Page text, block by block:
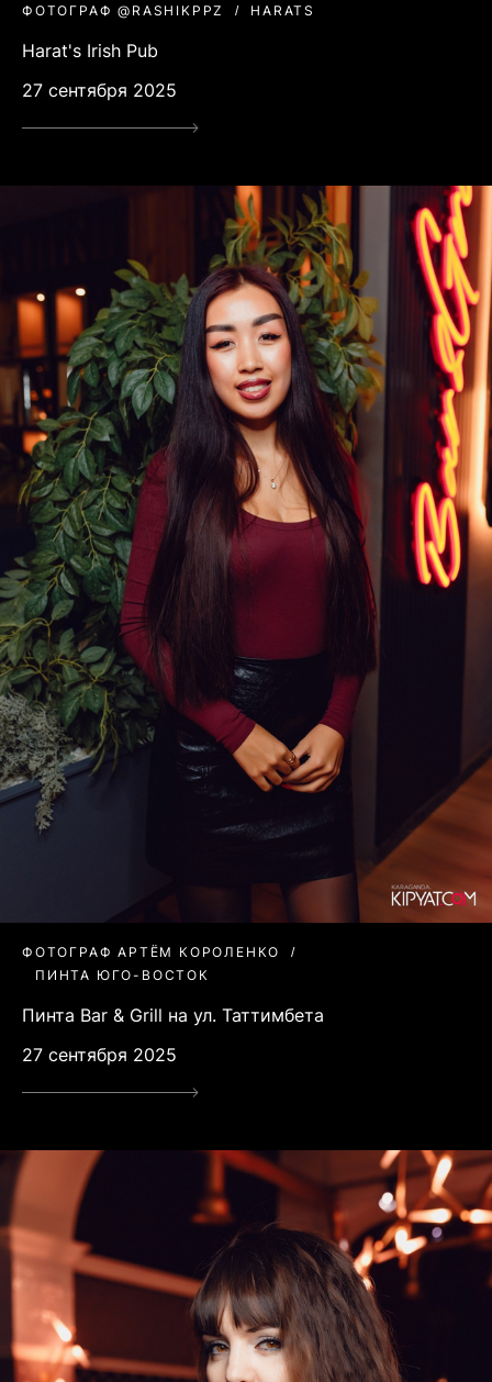
ФОТОГРАФ @RASHIKPPZ HARATS
Harat's Irish Pub
27 сентября 2025
ФОТОГРАФ АРТЁМ КОРОЛЕНКО
ПИНТА ЮГО-ВОСТОК
Пинта Bar & Grill на ул. Таттимбета
27 сентября 2025